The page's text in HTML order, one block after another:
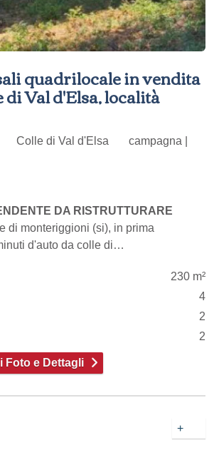
quadrilocale in vendita
di Val d'Elsa, località
Colle di Val d'Elsa
campagna |
DA RISTRUTTURARE
di monteriggioni (si), in prima
d'auto da colle di…
230 m²
4
2
2
Foto e Dettagli
+